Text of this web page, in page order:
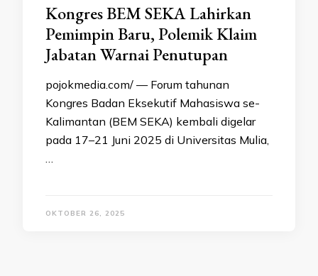
Kongres BEM SEKA Lahirkan
Pemimpin Baru, Polemik Klaim
Jabatan Warnai Penutupan
pojokmedia.com/ — Forum tahunan
Kongres Badan Eksekutif Mahasiswa se-
Kalimantan (BEM SEKA) kembali digelar
pada 17–21 Juni 2025 di Universitas Mulia,
OKTOBER 26, 2025